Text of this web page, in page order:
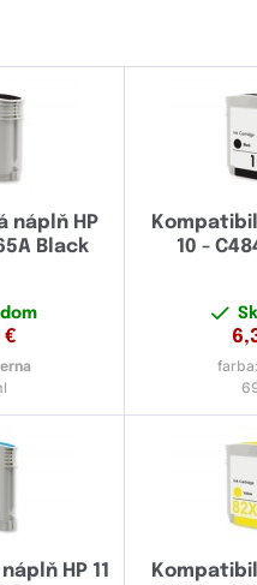
náplň HP
Black
€
10 -
HP 11